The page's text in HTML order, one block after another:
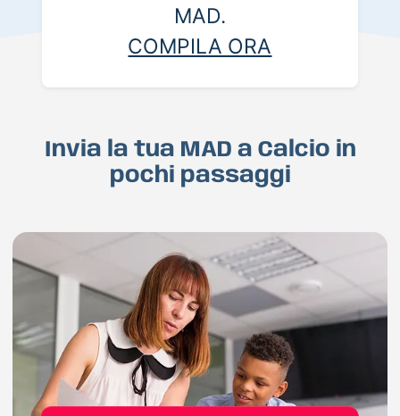
MAD.
COMPILA ORA
Invia la tua MAD a Calcio in
pochi passaggi